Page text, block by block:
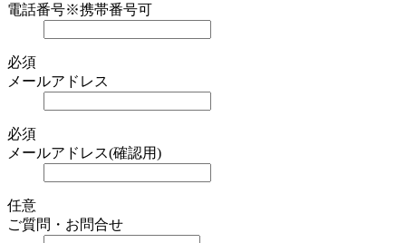
電話番号※携帯番号可
必須
メールアドレス
必須
メールアドレス(確認用)
任意
ご質問・お問合せ